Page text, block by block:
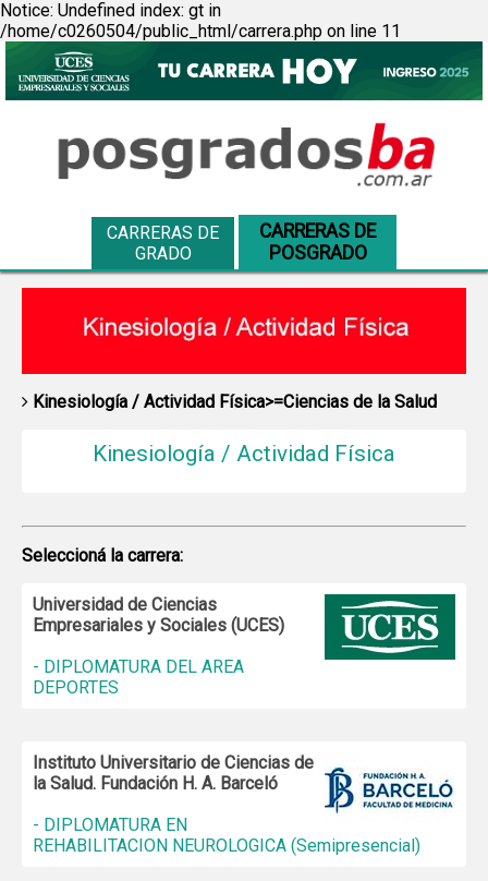
Notice: Undefined index: gt in
/home/c0260504/public_html/carrera.php on line 11
CARRERAS DE
GRADO
CARRERAS DE
POSGRADO
Kinesiología / Actividad Física>=Ciencias de la Salud
Kinesiología / Actividad Física
Seleccioná la carrera:
Universidad de Ciencias
Empresariales y Sociales (UCES)
- DIPLOMATURA DEL AREA
DEPORTES
Instituto Universitario de Ciencias de
la Salud. Fundación H. A. Barceló
- DIPLOMATURA EN
REHABILITACION NEUROLOGICA (Semipresencial)